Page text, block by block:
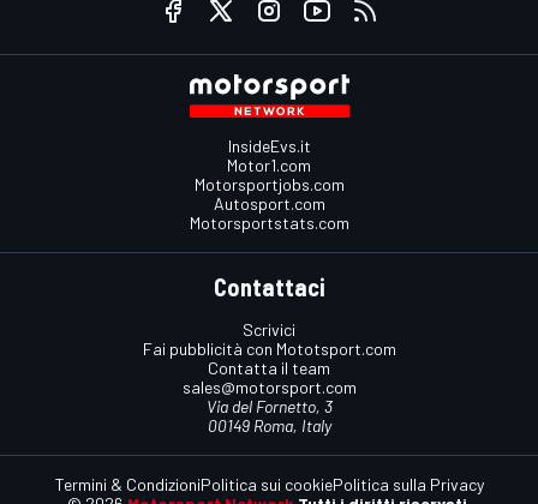
InsideEvs.it
Motor1.com
Motorsportjobs.com
Autosport.com
Motorsportstats.com
Contattaci
Scrivici
Fai pubblicità con Mototsport.com
Contatta il team
sales@motorsport.com
Via del Fornetto, 3
00149 Roma, Italy
Termini & CondizioniPolitica sui cookiePolitica sulla Privacy